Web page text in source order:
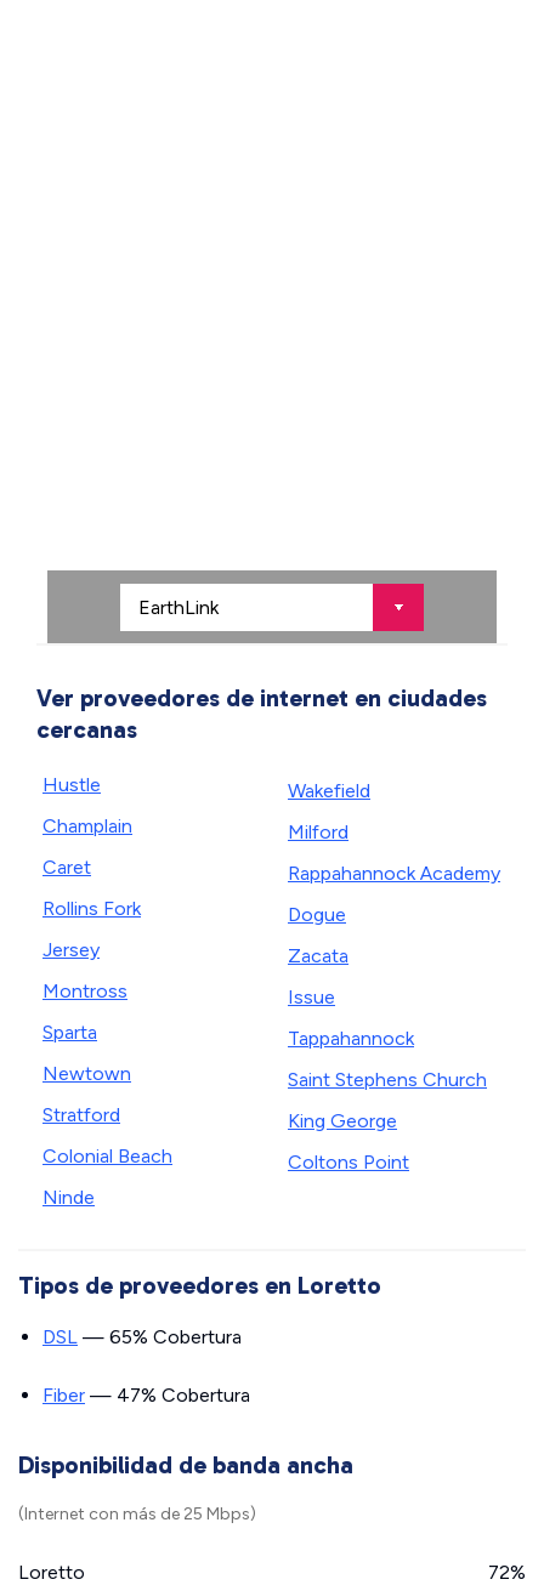
Ver proveedores de internet en ciudades
cercanas
Hustle
Champlain
Caret
Rollins Fork
Jersey
Montross
Sparta
Newtown
Stratford
Colonial Beach
Ninde
Wakefield
Milford
Rappahannock Academy
Dogue
Zacata
Issue
Tappahannock
Saint Stephens Church
King George
Coltons Point
Tipos de proveedores en Loretto
DSL — 65% Cobertura
Fiber — 47% Cobertura
Disponibilidad de banda ancha
(Internet con más de 25 Mbps)
Loretto 72%